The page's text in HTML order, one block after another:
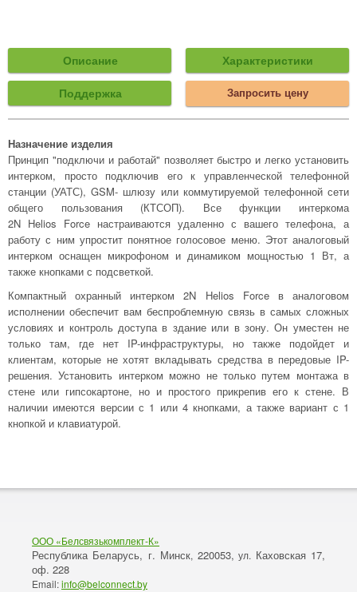
Описание Характеристики
Поддержка Запросить цену
Назначение изделия
Принцип "подключи и работай" позволяет быстро и легко установить
интерком, просто подключив его к управленческой телефонной
станции (УАТС), GSM- шлюзу или коммутируемой телефонной сети
общего пользования (КТСОП). Все функции интеркома
2N Helios Force настраиваются удаленно с вашего телефона, а
работу с ним упростит понятное голосовое меню. Этот аналоговый
интерком оснащен микрофоном и динамиком мощностью 1 Вт, а
также кнопками с подсветкой.
Компактный охранный интерком 2N Helios Force в аналоговом
исполнении обеспечит вам беспроблемную связь в самых сложных
условиях и контроль доступа в здание или в зону. Он уместен не
только там, где нет IP-инфраструктуры, но также подойдет и
клиентам, которые не хотят вкладывать средства в передовые IP-
решения. Установить интерком можно не только путем монтажа в
стене или гипсокартоне, но и простого прикрепив его к стене. В
наличии имеются версии с 1 или 4 кнопками, а также вариант с 1
кнопкой и клавиатурой.
ООО «Белсвязькомплект-К»
Республика Беларусь, г. Минск, 220053, ул. Каховская 17,
оф. 228
Email:info@belconnect.by